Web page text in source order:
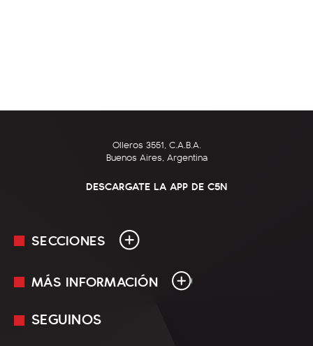
Olleros 3551, C.A.B.A.
Buenos Aires, Argentina
DESCARGATE LA APP DE C5N
SECCIONES
En Vivo
MÁS INFORMACIÓN
Mediakit
SEGUINOS